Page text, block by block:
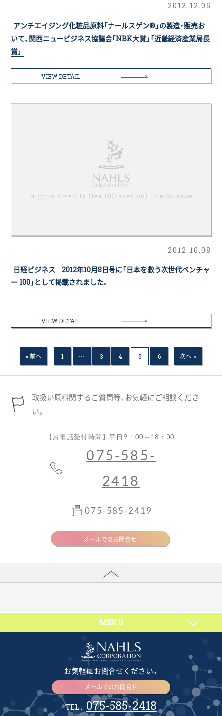
2012.12.05
アンチエイジング化粧品原料「ナールスゲン®」の製造・販売お
いて、関西ニュービジネス協議会「NBK大賞」「近畿経済産業局長
賞」
VIEW DETAIL
2012.10.08
日経ビジネス 2012年10月8日号に「日本を救う次世代ベンチャ
ー 100」として掲載されました。
VIEW DETAIL
« 前へ 1 … 3 4 5 6 次へ »
取扱い原料関するご質問等、お気軽にご相談くださ
い。
【お電話受付時間】平日9：00～18：00
075-585-
2418
075-585-2419
メールでのお問合せ
MENU
お気軽にお問合せください。
メールでのお問合せ
TEL : 075-585-2418